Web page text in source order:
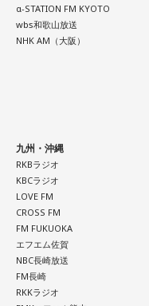
α-STATION FM KYOTO
wbs和歌山放送
NHK AM（大阪）
九州・沖縄
RKBラジオ
KBCラジオ
LOVE FM
CROSS FM
FM FUKUOKA
エフエム佐賀
NBC長崎放送
FM長崎
RKKラジオ